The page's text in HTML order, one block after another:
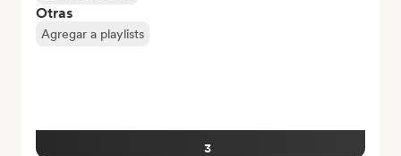
Otras
Agregar a playlists
3